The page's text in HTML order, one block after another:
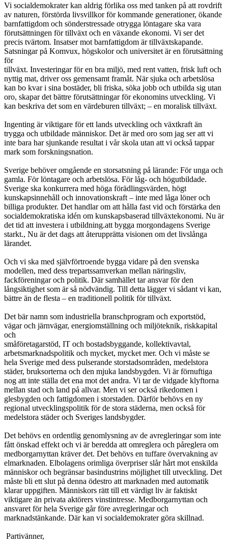
Vi socialdemokrater kan aldrig förlika oss med tanken på att rovdrift
av naturen, förstörda livsvillkor för kommande generationer, ökande
barnfattigdom och sönderstressade otrygga löntagare ska vara
förutsättningen för tillväxt och en växande ekonomi. Vi ser det
precis tvärtom. Insatser mot barnfattigdom är tillväxtskapande.
Satsningar på Komvux, högskolor och universitet är en förutsättning
för
tillväxt. Investeringar för en bra miljö, med rent vatten, frisk luft och
nyttig mat, driver oss gemensamt framåt. När sjuka och arbetslösa
kan bo kvar i sina bostäder, bli friska, söka jobb och utbilda sig utan
oro, skapar det bättre förutsättningar för ekonomins utveckling. Vi
kan beskriva det som en värdeburen tillväxt; – en moralisk tillväxt.
Ingenting är viktigare för ett lands utveckling och växtkraft än
trygga och utbildade människor. Det är med oro som jag ser att vi
inte bara har sjunkande resultat i vår skola utan att vi också tappar
mark som forskningsnation.
Sverige behöver omgående en storsatsning på lärande: För unga och
gamla. För löntagare och arbetslösa. För låg- och högutbildade.
Sverige ska konkurrera med höga förädlingsvärden, högt
kunskapsinnehåll och innovationskraft – inte med låga löner och
billiga produkter. Det handlar om att hålla fast vid och förstärka den
socialdemokratiska idén om kunskapsbaserad tillväxtekonomi. Nu är
det tid att investera i utbildning.att bygga morgondagens Sverige
starkt., Nu är det dags att återupprätta visionen om det livslånga
lärandet.
Och vi ska med självförtroende bygga vidare på den svenska
modellen, med dess trepartssamverkan mellan näringsliv,
fackföreningar och politik. Där samhället tar ansvar för den
långsiktighet som är så nödvändig. Till detta lägger vi sådant vi kan,
bättre än de flesta – en traditionell politik för tillväxt.
Det bär namn som industriella branschprogram och exportstöd,
vägar och järnvägar, energiomställning och miljöteknik, riskkapital
och
småföretagarstöd, IT och bostadsbyggande, kollektivavtal,
arbetsmarknadspolitik och mycket, mycket mer. Och vi måste se
hela Sverige med dess pulserande storstadsområden, medelstora
städer, bruksorterna och den mjuka landsbygden. Vi är förnuftiga
nog att inte ställa det ena mot det andra. Vi tar de vidgade klyftorna
mellan stad och land på allvar. Men vi ser också rikedomen i
glesbygden och fattigdomen i storstaden. Därför behövs en ny
regional utvecklingspolitik för de stora städerna, men också för
medelstora städer och Sveriges landsbygder.
Det behövs en ordentlig genomlysning av de avregleringar som inte
fått önskad effekt och vi är beredda att omreglera och påreglera om
medborgarnyttan kräver det. Det behövs en tuffare övervakning av
elmarknaden. Elbolagens orimliga överpriser slår hårt mot enskilda
människor och begränsar basindustrins möjlighet till utveckling. Det
måste bli ett slut på denna ödestro att marknaden med automatik
klarar uppgiften. Människors rätt till ett värdigt liv är faktiskt
viktigare än privata aktörers vinstintresse. Medborgarnyttan och
ansvaret för hela Sverige går före avregleringar och
marknadstänkande. Där kan vi socialdemokrater göra skillnad.
Partivänner,